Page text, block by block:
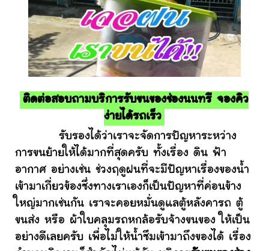
ติดต่อสอบถามบริการรับขนของช่องนนทรี จองคิว
ง่ายได้รถเร็ว
รับรองได้ว่าเราจะจัดการปัญหาระหว่าง
การขนย้ายให้ได้มากที่สุดครับ ทั้งเรื่อง ดิน ฟ้า
อากาศ อย่างเช่น ช่วงฤดูฝนที่จะมีปัญหาเรื่องของน้ำ
เข้ามาเกี่ยวข้องซึ่งทางเราเองก็เป็นปัญหาที่ค่อนข้าง
ใหญ่มากเช่นกัน เราจะคอยหมั่นดูแลตู้หลังคารถ ตู้
ขนส่ง หรือ ผ้าใบคลุมรถหกล้อรับจ้างขนของ ให้เป็น
อย่างดีเลยครับ เพื่อไม่ให้น้ำซึมเข้ามาถึงของได้ เรื่อง